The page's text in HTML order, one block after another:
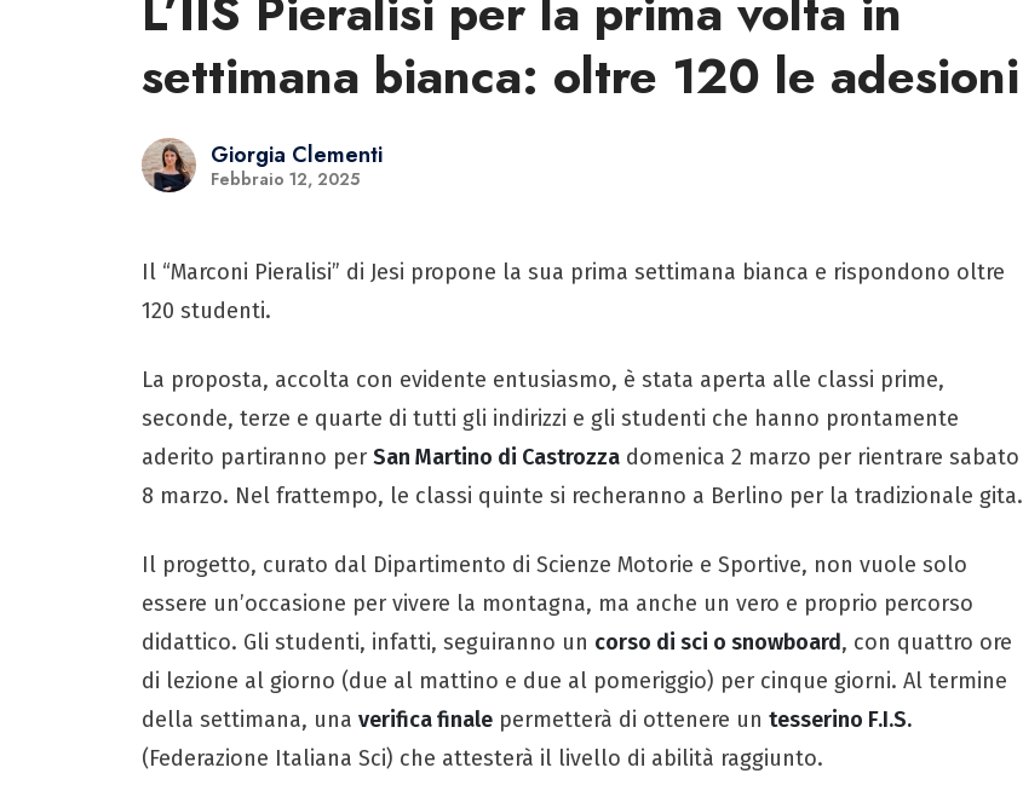
settimana bianca: oltre 120 le adesioni
Giorgia Clementi
Febbraio 12, 2025
Il “Marconi Pieralisi” di Jesi propone la sua prima settimana bianca e rispondono oltre
120 studenti.
La proposta, accolta con evidente entusiasmo, è stata aperta alle classi prime,
seconde, terze e quarte di tutti gli indirizzi e gli studenti che hanno prontamente
aderito partiranno per San Martino di Castrozza domenica 2 marzo per rientrare sabato
8 marzo. Nel frattempo, le classi quinte si recheranno a Berlino per la tradizionale gita.
Il progetto, curato dal Dipartimento di Scienze Motorie e Sportive, non vuole solo
essere un’occasione per vivere la montagna, ma anche un vero e proprio percorso
didattico. Gli studenti, infatti, seguiranno un corso di sci o snowboard, con quattro ore
di lezione al giorno (due al mattino e due al pomeriggio) per cinque giorni. Al termine
della settimana, una verifica finale permetterà di ottenere un tesserino F.I.S.
(Federazione Italiana Sci) che attesterà il livello di abilità raggiunto.